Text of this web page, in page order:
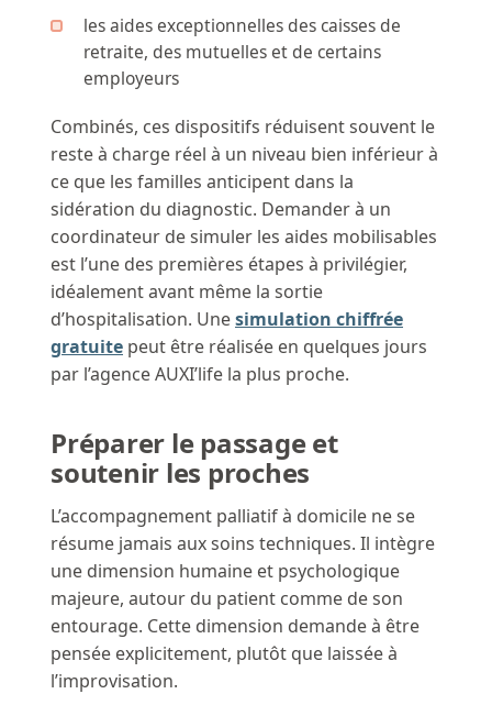
les aides exceptionnelles des caisses de
retraite, des mutuelles et de certains
employeurs
Combinés, ces dispositifs réduisent souvent le
reste à charge réel à un niveau bien inférieur à
ce que les familles anticipent dans la
sidération du diagnostic. Demander à un
coordinateur de simuler les aides mobilisables
est l’une des premières étapes à privilégier,
idéalement avant même la sortie
d’hospitalisation. Unesimulation chiffrée
gratuite peut être réalisée en quelques jours
par l’agence AUXI’life la plus proche.
Préparer le passage et
soutenir les proches
L’accompagnement palliatif à domicile ne se
résume jamais aux soins techniques. Il intègre
une dimension humaine et psychologique
majeure, autour du patient comme de son
entourage. Cette dimension demande à être
pensée explicitement, plutôt que laissée à
l’improvisation.